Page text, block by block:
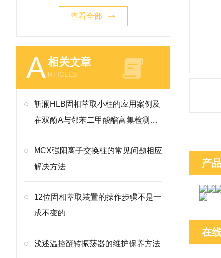
查看全部
A相关文章
RTICLES
靳澜HLB固相萃取小柱的应用案例及
在双酚A与邻苯二甲酸酯富集检测的
MCX强阳离子交换柱的常见问题相应
解决方法
12位固相萃取装置的操作步骤不是一
成不变的
浅述温控翻转振荡器的维护保养方法
产
在